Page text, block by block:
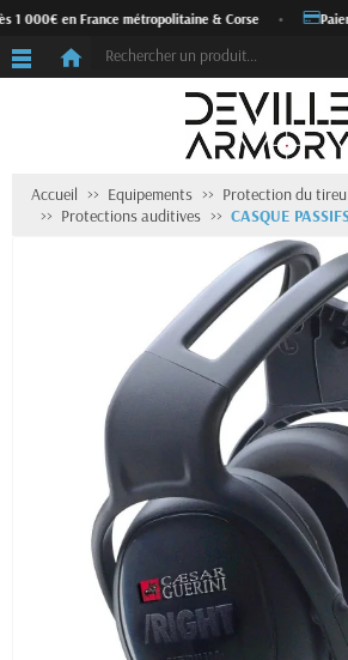
1 000€ en France métropolitaine & Corse
Accueil Equipements
Protection du
Protections auditives
CASQUE